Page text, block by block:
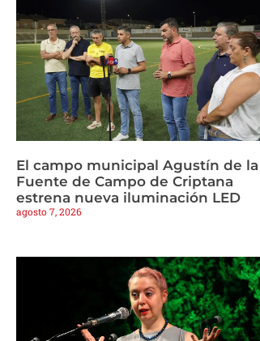
El campo municipal Agustín de la
Fuente de Campo de Criptana
estrena nueva iluminación LED
agosto 7, 2026